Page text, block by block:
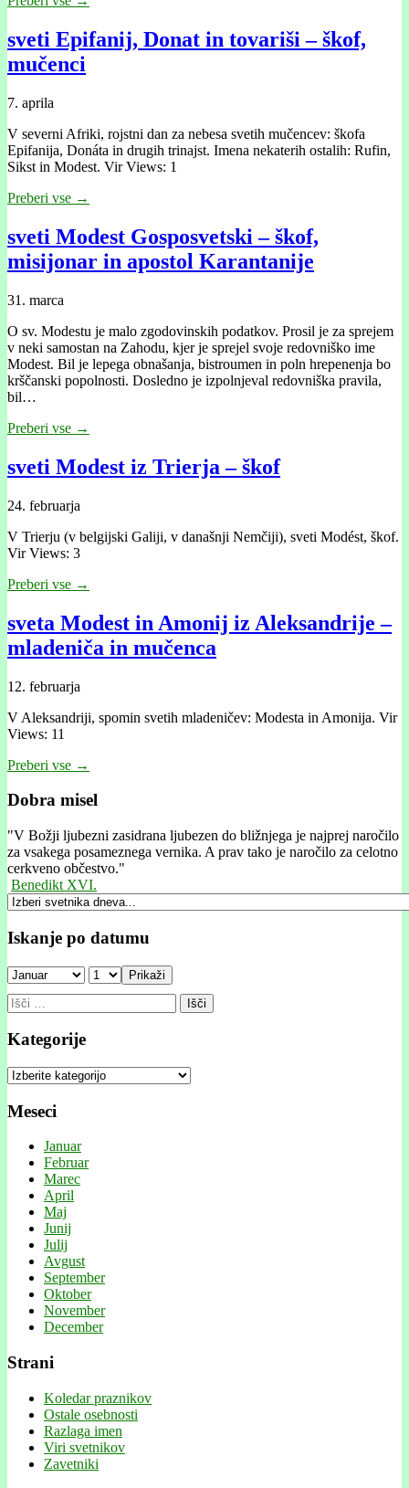
sveti Epifanij, Donat in tovariši – škof,
mučenci
7. aprila
V severni Afriki, rojstni dan za nebesa svetih mučencev: škofa
Epifanija, Donáta in drugih trinajst. Imena nekaterih ostalih: Rufin,
Sikst in Modest. Vir Views: 1
Preberi vse →
sveti Modest Gosposvetski – škof,
misijonar in apostol Karantanije
31. marca
O sv. Modestu je malo zgodovinskih podatkov. Prosil je za sprejem
v neki samostan na Zahodu, kjer je sprejel svoje redovniško ime
Modest. Bil je lepega obnašanja, bistroumen in poln hrepenenja bo
krščanski popolnosti. Dosledno je izpolnjeval redovniška pravila,
bil…
Preberi vse →
sveti Modest iz Trierja – škof
24. februarja
V Trierju (v belgijski Galiji, v današnji Nemčiji), sveti Modést, škof.
Vir Views: 3
Preberi vse →
sveta Modest in Amonij iz Aleksandrije –
mladeniča in mučenca
12. februarja
V Aleksandriji, spomin svetih mladeničev: Modesta in Amonija. Vir
Views: 11
Preberi vse →
Dobra misel
"V Božji ljubezni zasidrana ljubezen do bližnjega je najprej naročilo
za vsakega posameznega vernika. A prav tako je naročilo za celotno
cerkveno občestvo."
Benedikt XVI.
Iskanje po datumu
Prikaži
Išči:
Kategorije
Kategorije
Meseci
Januar
Februar
Marec
April
Maj
Junij
Julij
Avgust
September
Oktober
November
December
Strani
Koledar praznikov
Ostale osebnosti
Razlaga imen
Viri svetnikov
Zavetniki